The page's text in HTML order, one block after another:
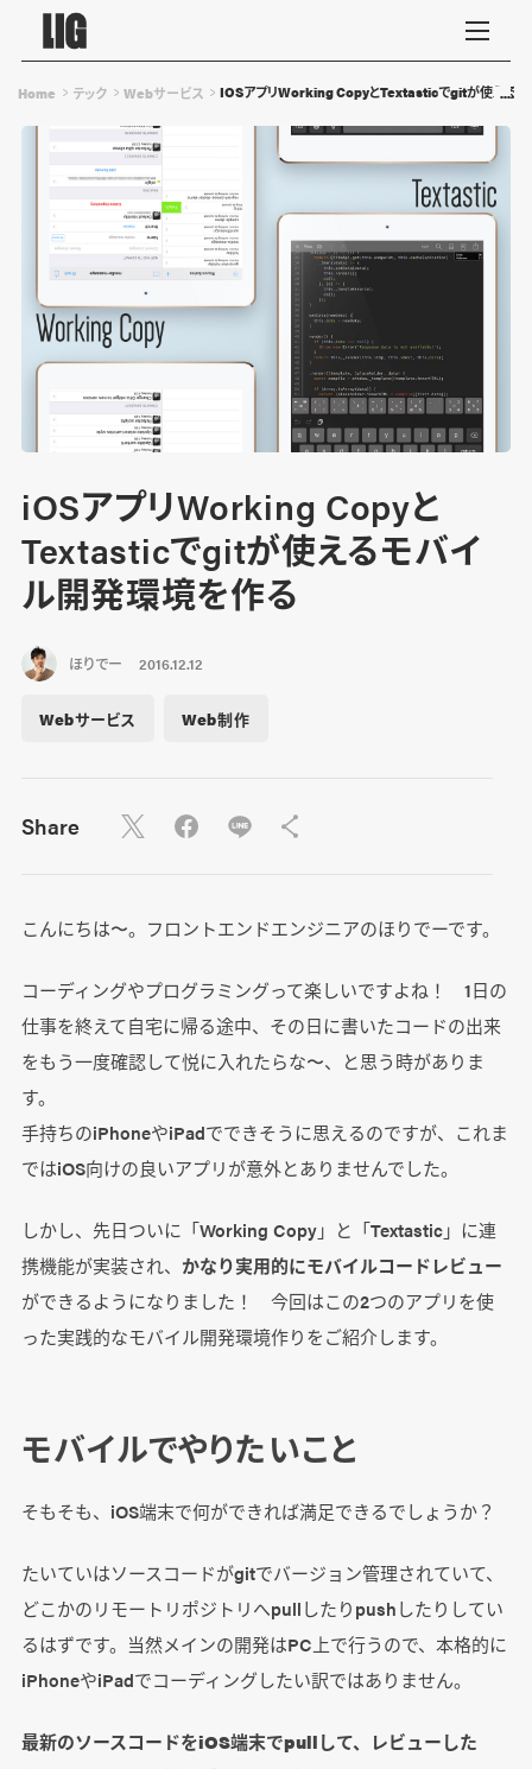
Home テック Webサービス IOSアプリWorking CopyとTextasticでgitが使えるモ
iOSアプリWorking Copyと
Textasticでgitが使えるモバイ
ル開発環境を作る
ほりでー 2016.12.12
Webサービス Web制作
Share
こんにちは〜。フロントエンドエンジニアのほりでーです。
コーディングやプログラミングって楽しいですよね！ 1日の
仕事を終えて自宅に帰る途中、その日に書いたコードの出来
をもう一度確認して悦に入れたらな〜、と思う時がありま
す。
手持ちのiPhoneやiPadでできそうに思えるのですが、これま
ではiOS向けの良いアプリが意外とありませんでした。
しかし、先日ついに「Working Copy」と「Textastic」に連
携機能が実装され、 かなり実用的にモバイルコードレビュー
ができるようになりました！ 今回はこの2つのアプリを使
った実践的なモバイル開発環境作りをご紹介します。
モバイルでやりたいこと
そもそも、iOS端末で何ができれば満足できるでしょうか？
たいていはソースコードがgitでバージョン管理されていて、
どこかのリモートリポジトリへpullしたりpushしたりしてい
るはずです。当然メインの開発はPC上で行うので、本格的に
iPhoneやiPadでコーディングしたい訳ではありません。
最新のソースコードをiOS端末でpullして、レビューした